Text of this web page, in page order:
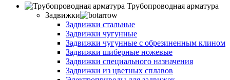
Трубопроводная арматура
Задвижки
Задвижки стальные
Задвижки чугунные
Задвижки чугунные с обрезиненным клином
Задвижки шиберные ножевые
Задвижки специального назначения
Задвижки из цветных сплавов